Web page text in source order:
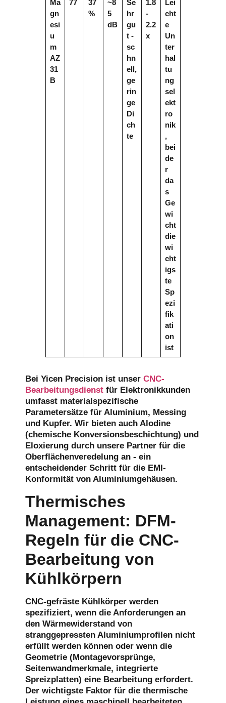
Ma
gn
esi
u
m
AZ
31
B
77
37
%
~8
5
dB
Se
hr
gu
t -
sc
hn
ell,
ge
rin
ge
Di
ch
te
1.8
-
2.2
x
Lei
cht
e
Un
ter
hal
tu
ng
sel
ekt
ro
nik
,
bei
de
r
da
s
Ge
wi
cht
die
wi
cht
igs
te
Sp
ezi
fik
ati
on
ist
Bei Yicen Precision ist unser CNC-
Bearbeitungsdienst für Elektronikkunden
umfasst materialspezifische
Parametersätze für Aluminium, Messing
und Kupfer. Wir bieten auch Alodine
(chemische Konversionsbeschichtung) und
Eloxierung durch unsere Partner für die
Oberflächenveredelung an - ein
entscheidender Schritt für die EMI-
Konformität von Aluminiumgehäusen.
Thermisches
Management: DFM-
Regeln für die CNC-
Bearbeitung von
Kühlkörpern
CNC-gefräste Kühlkörper werden
spezifiziert, wenn die Anforderungen an
den Wärmewiderstand von
stranggepressten Aluminiumprofilen nicht
erfüllt werden können oder wenn die
Geometrie (Montagevorsprünge,
Seitenwandmerkmale, integrierte
Spreizplatten) eine Bearbeitung erfordert.
Der wichtigste Faktor für die thermische